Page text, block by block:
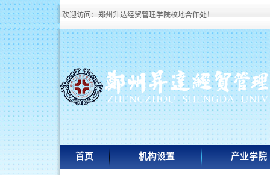
欢迎访问：郑州升达经贸管理学院校地合作处！
首页 机构设置 产业学院